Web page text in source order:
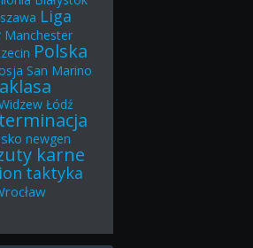
Liga
Manchester
Polska
San Marino
Łódź
newgen
karne
taktyka